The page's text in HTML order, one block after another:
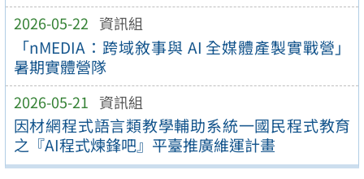
2026-05-22 資訊組
「nMEDIA：跨域敘事與 AI 全媒體產製實戰營」
暑期實體營隊
2026-05-21 資訊組
因材網程式語言類教學輔助系統一國民程式教育
之『AI程式煉鋒吧』平臺推廣維運計畫